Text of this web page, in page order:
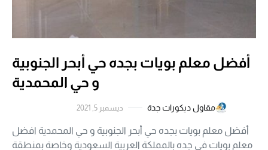
أفضل معلم بويات بجده حي أبحر الجنوبية
و حي المحمدية
مقاول ديكورات جدة ديسمبر 5, 2021
أفضل معلم بويات بجده حي أبحر الجنوبية و حي المحمدية افضل
معلم بويات في جده بالمملكة العربية السعودية وخاصة بمنطقة